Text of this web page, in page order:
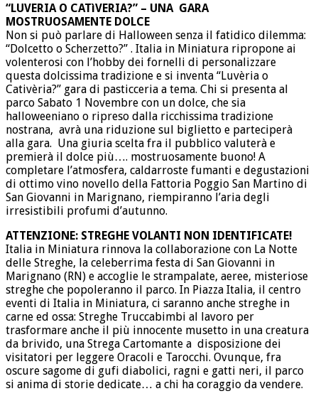
“LUVERIA O CATìVERIA?” – UNA GARA
MOSTRUOSAMENTE DOLCE
Non si può parlare di Halloween senza il fatidico dilemma:
“Dolcetto o Scherzetto?” . Italia in Miniatura ripropone ai
volenterosi con l’hobby dei fornelli di personalizzare
questa dolcissima tradizione e si inventa “Luvèria o
Cativèria?” gara di pasticceria a tema. Chi si presenta al
parco Sabato 1 Novembre con un dolce, che sia
halloweeniano o ripreso dalla ricchissima tradizione
nostrana, avrà una riduzione sul biglietto e parteciperà
alla gara. Una giuria scelta fra il pubblico valuterà e
premierà il dolce più…. mostruosamente buono! A
completare l’atmosfera, caldarroste fumanti e degustazioni
di ottimo vino novello della Fattoria Poggio San Martino di
San Giovanni in Marignano, riempiranno l’aria degli
irresistibili profumi d’autunno.
ATTENZIONE: STREGHE VOLANTI NON IDENTIFICATE!
Italia in Miniatura rinnova la collaborazione con La Notte
delle Streghe, la celeberrima festa di San Giovanni in
Marignano (RN) e accoglie le strampalate, aeree, misteriose
streghe che popoleranno il parco. In Piazza Italia, il centro
eventi di Italia in Miniatura, ci saranno anche streghe in
carne ed ossa: Streghe Truccabimbi al lavoro per
trasformare anche il più innocente musetto in una creatura
da brivido, una Strega Cartomante a disposizione dei
visitatori per leggere Oracoli e Tarocchi. Ovunque, fra
oscure sagome di gufi diabolici, ragni e gatti neri, il parco
si anima di storie dedicate… a chi ha coraggio da vendere.